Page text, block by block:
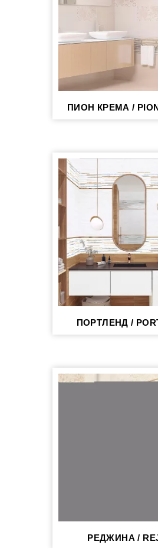
ПИОН КРЕМА /
ПОРТЛЕНД /
РЕДЖИНА /